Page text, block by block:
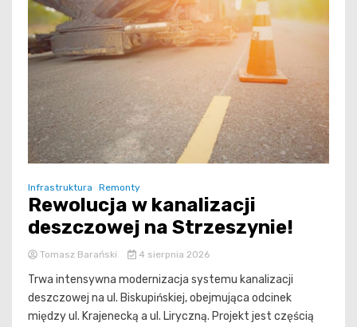
Infrastruktura Remonty
Rewolucja w kanalizacji
deszczowej na Strzeszynie!
Tomasz Barański 4 sierpnia 2026
Trwa intensywna modernizacja systemu kanalizacji
deszczowej na ul. Biskupińskiej, obejmująca odcinek
między ul. Krajenecką a ul. Liryczną. Projekt jest częścią